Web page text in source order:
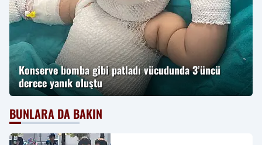
Konserve bomba gibi patladı vücudunda 3’üncü
derece yanık oluştu
BUNLARA DA BAKIN